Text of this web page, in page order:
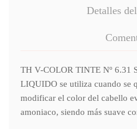
Detalles
TH V-COLOR TINTE Nº 6.31
LIQUIDO se utiliza cuando se
modificar el color del cabello
amoniaco, siendo más suave